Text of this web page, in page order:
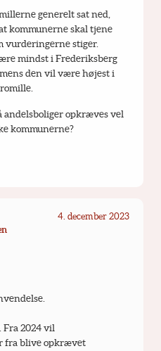
generelt sat ned,
kommunerne skal tjene
vurderingerne stiger.
mindst i Frederiksberg
den vil være højest i
andelsboliger opkræves vel
kommunerne?
4. december 2023
Fra 2024 vil
fra blive opkrævet